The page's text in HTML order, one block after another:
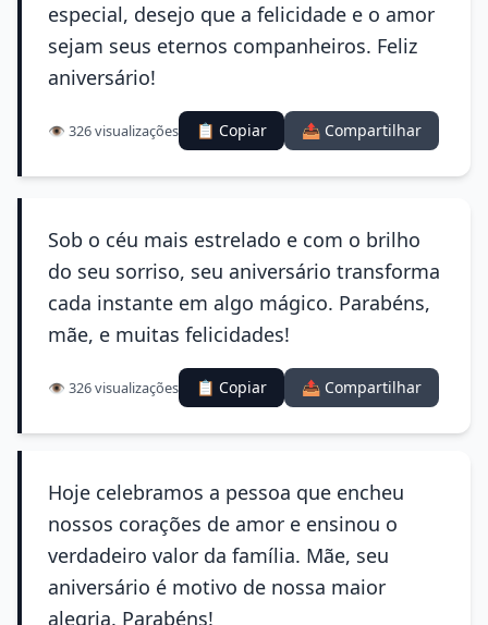
especial, desejo que a felicidade e o amor
sejam seus eternos companheiros. Feliz
aniversário!
👁️ 326 visualizações 📋 Copiar 📤 Compartilhar
Sob o céu mais estrelado e com o brilho
do seu sorriso, seu aniversário transforma
cada instante em algo mágico. Parabéns,
mãe, e muitas felicidades!
👁️ 326 visualizações 📋 Copiar 📤 Compartilhar
Hoje celebramos a pessoa que encheu
nossos corações de amor e ensinou o
verdadeiro valor da família. Mãe, seu
aniversário é motivo de nossa maior
alegria. Parabéns!